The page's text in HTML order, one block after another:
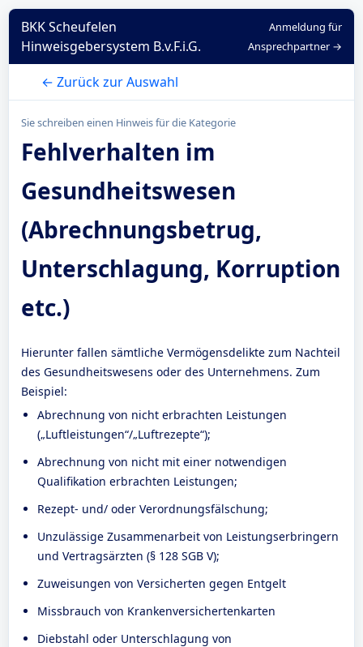
BKK Scheufelen
Hinweisgebersystem B.v.F.i.G.
Anmeldung für
Ansprechpartner →
← Zurück zur Auswahl
Sie schreiben einen Hinweis für die Kategorie
Fehlverhalten im
Gesundheitswesen
(Abrechnungsbetrug,
Unterschlagung, Korruption
etc.)
Hierunter fallen sämtliche Vermögensdelikte zum Nachteil
des Gesundheitswesens oder des Unternehmens. Zum
Beispiel:
Abrechnung von nicht erbrachten Leistungen
(„Luftleistungen“/„Luftrezepte“);
Abrechnung von nicht mit einer notwendigen
Qualifikation erbrachten Leistungen;
Rezept- und/ oder Verordnungsfälschung;
Unzulässige Zusammenarbeit von Leistungserbringern
und Vertragsärzten (§ 128 SGB V);
Zuweisungen von Versicherten gegen Entgelt
Missbrauch von Krankenversichertenkarten
Diebstahl oder Unterschlagung von